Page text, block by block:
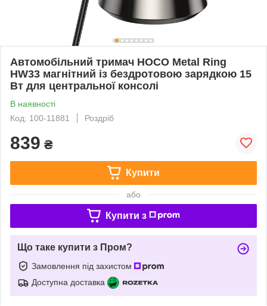
Автомобільний тримач HOCO Metal Ring
HW33 магнітний із бездротовою зарядкою 15
Вт для центральної консолі
В наявності
Код: 100-11881
Роздріб
839 ₴
Купити
або
Купити з
Що таке купити з Пром?
Замовлення під захистом
Доступна доставка